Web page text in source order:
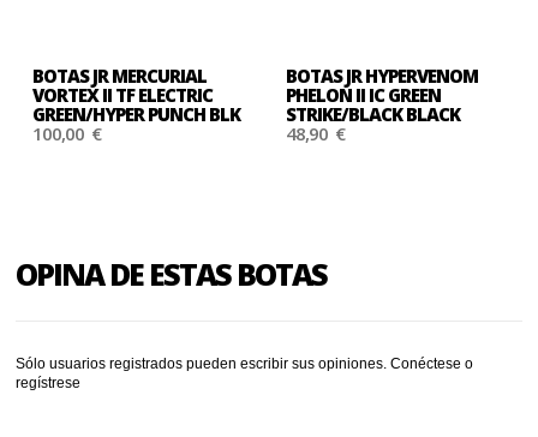
BOTAS JR MERCURIAL
VORTEX II TF ELECTRIC
GREEN/HYPER PUNCH BLK
100,00 €
BOTAS JR HYPERVENOM
PHELON II IC GREEN
STRIKE/BLACK BLACK
48,90 €
OPINA DE ESTAS BOTAS
Sólo usuarios registrados pueden escribir sus opiniones.Conéctese o
regístrese